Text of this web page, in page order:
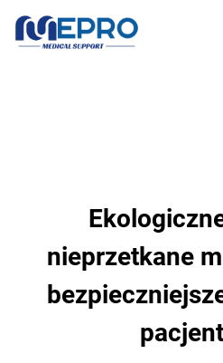
nieprzetkane